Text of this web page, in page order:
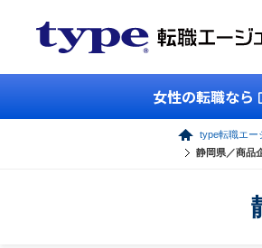
女性の転職なら
type転職エー
静岡県／商品